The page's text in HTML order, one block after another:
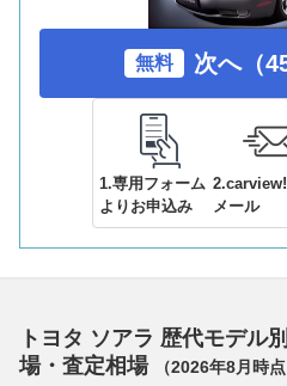
無料 次へ（
1.専用フォーム
よりお申込み
メール
トヨタ ソアラ 歴代モデル
場・査定相場
（2026年8月 時点